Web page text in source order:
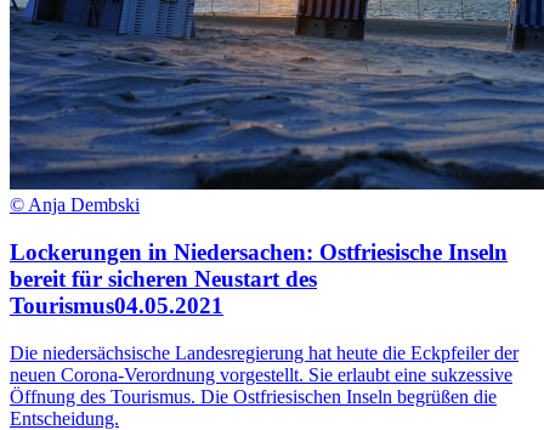
© Anja Dembski
Lockerungen in Niedersachen: Ostfriesische Inseln
bereit für sicheren Neustart des
Tourismus04.05.2021
Die niedersächsische Landesregierung hat heute die Eckpfeiler der
neuen Corona-Verordnung vorgestellt. Sie erlaubt eine sukzessive
Öffnung des Tourismus. Die Ostfriesischen Inseln begrüßen die
Entscheidung.